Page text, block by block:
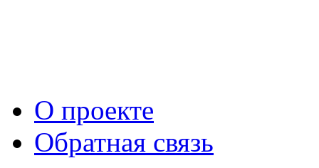
О проекте
Обратная связь